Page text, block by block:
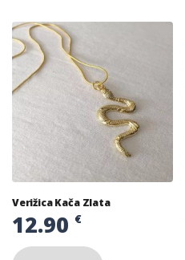
Verižica Kača Zlata
12.90 €